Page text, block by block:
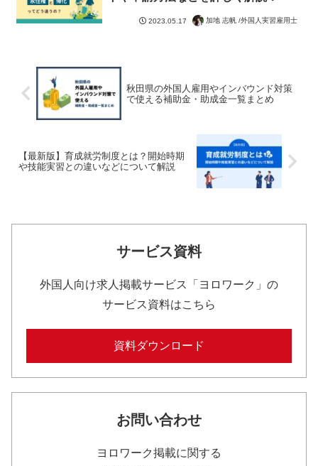
2023.05.17 加地 志帆 /外国人実習雇用士
秋田県の外国人雇用やインバウンド対策
で使える補助金・助成金一覧まとめ
【最新版】育成就労制度とは？開始時期
や技能実習との違いなどについて解説
サービス資料
外国人向け求人掲載サービス「ヨロワーク」の
サービス資料はこちら
資料ダウンロード
お問い合わせ
ヨロワーク掲載に関する